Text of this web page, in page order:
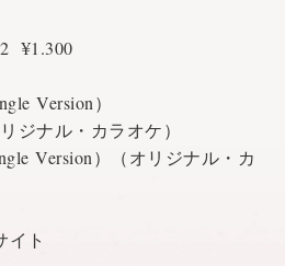
¥1.300
Version）
ジナル・カラオケ）
Version）（オリジナル・カ
イト